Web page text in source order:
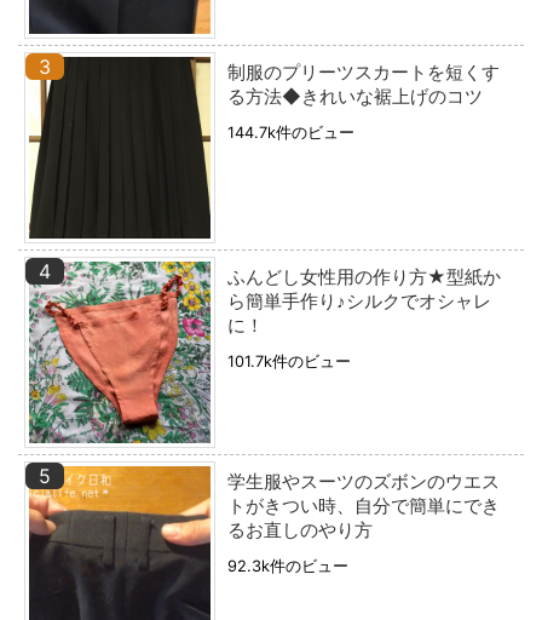
制服のプリーツスカートを短くす
る方法◆きれいな裾上げのコツ
144.7k件のビュー
ふんどし女性用の作り方★型紙か
ら簡単手作り♪シルクでオシャレ
に！
101.7k件のビュー
学生服やスーツのズボンのウエス
トがきつい時、自分で簡単にでき
るお直しのやり方
92.3k件のビュー